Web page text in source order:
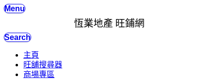
Menu
恆業地產 旺鋪網
Search
主頁
旺舖搜尋器
商場專區